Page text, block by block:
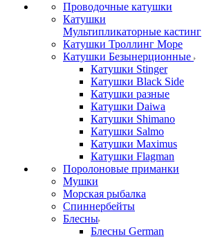
Проводочные катушки
Катушки
Мультипликаторные кастинг
Катушки Троллинг Море
Катушки Безынерционные
Катушки Stinger
Катушки Black Side
Катушки разные
Катушки Daiwa
Катушки Shimano
Катушки Salmo
Катушки Maximus
Катушки Flagman
Поролоновые приманки
Мушки
Морская рыбалка
Спиннербейты
Блесны
Блесны German